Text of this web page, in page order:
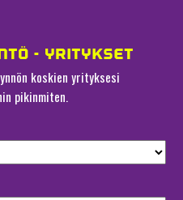
- YRITYKSET
koskien yrityksesi
pikinmiten.